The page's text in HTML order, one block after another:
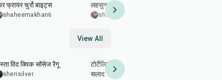
फ्रायर चुर्रो बाइट्स
shaheemakhan6
लहसुन वाले भुने आलू
shaheemakhan6
View All
विद क्विक सॉसेज रैगू
sherisilver
टोर्टेलिनी के साथ इटालियन चॉप्ड
सलाद